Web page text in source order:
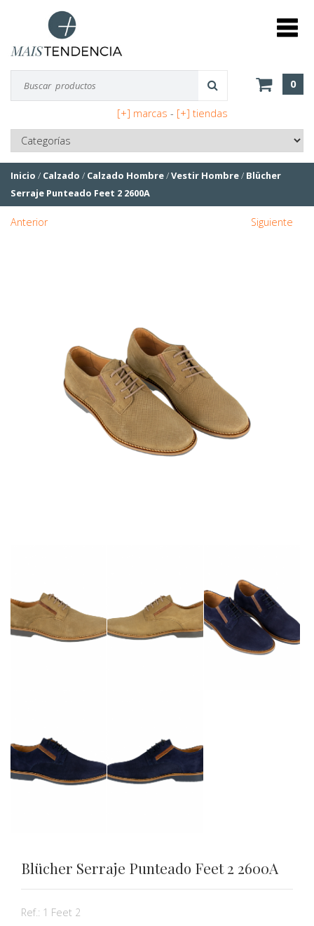
0
[+] marcas - [+] tiendas
Inicio / Calzado / Calzado Hombre/Vestir Hombre/ Blücher
Serraje Punteado Feet 2 2600A
Anterior Siguiente
Blücher Serraje Punteado Feet 2 2600A
Ref.: 1 Feet 2